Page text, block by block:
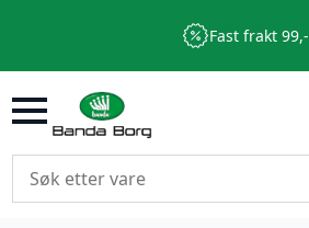
Fast frakt 99,-